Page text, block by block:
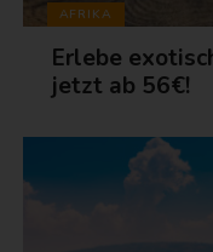
AFRIKA
Erlebe
jetzt ab 56€!